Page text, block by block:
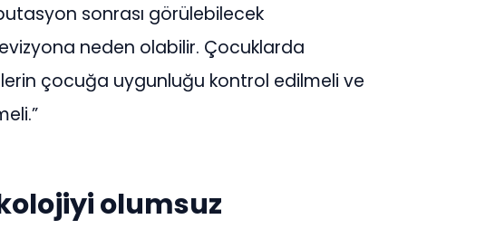
sonrası görülebilecek
neden olabilir. Çocuklarda
çocuğa uygunluğu kontrol edilmeli ve
olumsuz